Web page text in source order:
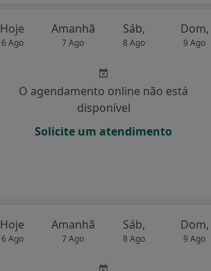
Hoje
6 Ago
Amanhã
7 Ago
Sáb,
8 Ago
Dom,
9 Ago
O agendamento online não está
disponível
Solicite um atendimento
Hoje
6 Ago
Amanhã
7 Ago
Sáb,
8 Ago
Dom,
9 Ago